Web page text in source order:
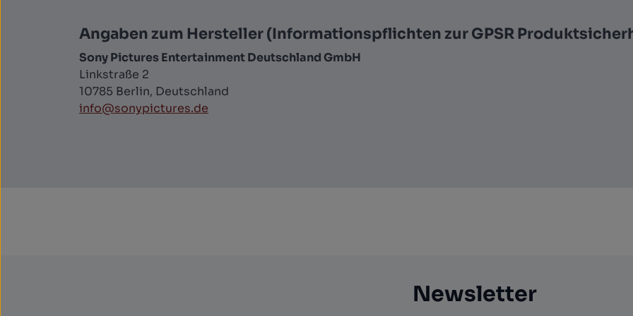
Angaben zum Hersteller (Informationspflichten zur GPSR
Sony Pictures Entertainment Deutschland GmbH
Linkstraße 2
10785 Berlin, Deutschland
info@sonypictures.de
Newsletter